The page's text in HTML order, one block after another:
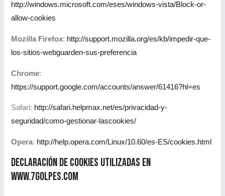
http://windows.microsoft.com/eses/windows-vista/Block-or-
allow-cookies
Mozilla Firefox: http://support.mozilla.org/es/kb/impedir-que-
los-sitios-webguarden-sus-preferencia
Chrome:
https://support.google.com/accounts/answer/61416?hl=es
Safari: http://safari.helpmax.net/es/privacidad-y-
seguridad/como-gestionar-lascookies/
Opera: http://help.opera.com/Linux/10.60/es-ES/cookies.html
Declaración de cookies utilizadas en
www.7golpes.com